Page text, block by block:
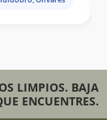
quitando
la directa
LIMPIOS. BAJA
ENCUENTRES.